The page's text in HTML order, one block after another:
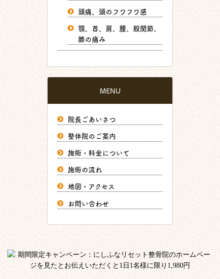
頭痛、頭のフワフワ感
顎、首、肩、腰、股関節、
膝の痛み
MENU
院長ごあいさつ
整体院のご案内
施術・料金について
施術の流れ
地図・アクセス
お問い合わせ